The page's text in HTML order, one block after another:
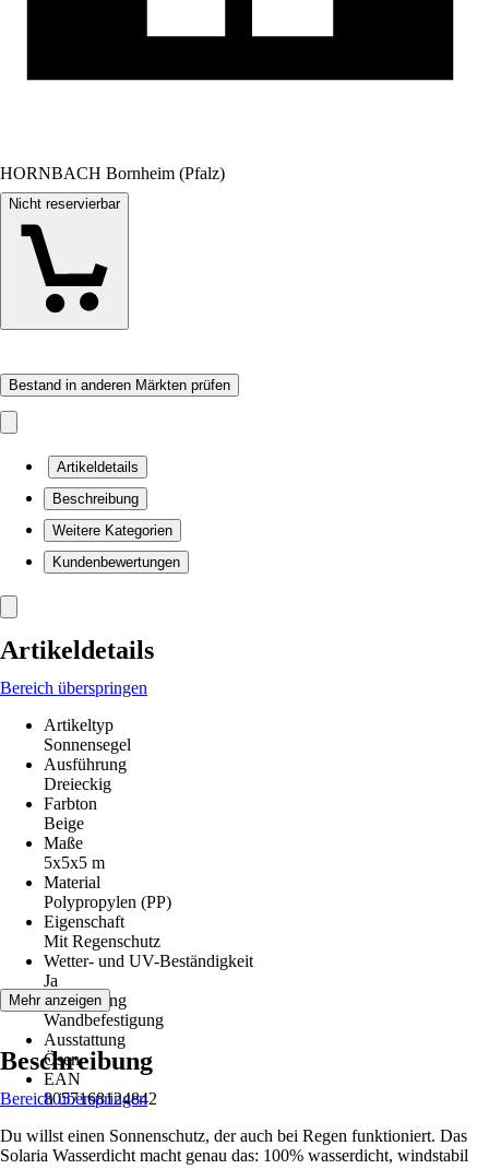
HORNBACH Bornheim (Pfalz)
Nicht reservierbar
Bestand in anderen Märkten prüfen
Artikeldetails
Beschreibung
Weitere Kategorien
Kundenbewertungen
Artikeldetails
Bereich überspringen
Artikeltyp
Sonnensegel
Ausführung
Dreieckig
Farbton
Beige
Maße
5x5x5 m
Material
Polypropylen (PP)
Eigenschaft
Mit Regenschutz
Wetter- und UV-Beständigkeit
Ja
Befestigung
Wandbefestigung
Ausstattung
Ösen
EAN
8057168124842
Mehr anzeigen
Beschreibung
Bereich überspringen
Du willst einen Sonnenschutz, der auch bei Regen funktioniert. Das
Solaria Wasserdicht macht genau das: 100% wasserdicht, windstabil